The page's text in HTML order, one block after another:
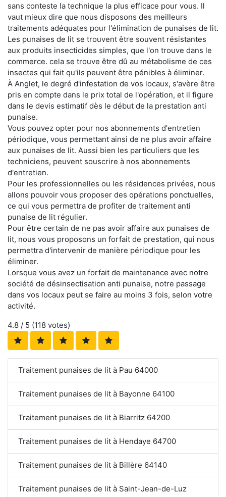
sans conteste la technique la plus efficace pour vous. Il
vaut mieux dire que nous disposons des meilleurs
traitements adéquates pour l'élimination de punaises de lit.
Les punaises de lit se trouvent être souvent résistantes
aux produits insecticides simples, que l'on trouve dans le
commerce. cela se trouve être dû au métabolisme de ces
insectes qui fait qu'ils peuvent être pénibles à éliminer.
À Anglet, le degré d'infestation de vos locaux, s'avère être
pris en compte dans le prix total de l'opération, et il figure
dans le devis estimatif dès le début de la prestation anti
punaise.
Vous pouvez opter pour nos abonnements d'entretien
périodique, vous permettant ainsi de ne plus avoir affaire
aux punaises de lit. Aussi bien les particuliers que les
techniciens, peuvent souscrire à nos abonnements
d'entretien.
Pour les professionnelles ou les résidences privées, nous
allons pouvoir vous proposer des opérations ponctuelles,
ce qui vous permettra de profiter de traitement anti
punaise de lit régulier.
Pour être certain de ne pas avoir affaire aux punaises de
lit, nous vous proposons un forfait de prestation, qui nous
permettra d'intervenir de manière périodique pour les
éliminer.
Lorsque vous avez un forfait de maintenance avec notre
société de désinsectisation anti punaise, notre passage
dans vos locaux peut se faire au moins 3 fois, selon votre
activité.
4.8 / 5 (118 votes)
Traitement punaises de lit à Pau 64000
Traitement punaises de lit à Bayonne 64100
Traitement punaises de lit à Biarritz 64200
Traitement punaises de lit à Hendaye 64700
Traitement punaises de lit à Billère 64140
Traitement punaises de lit à Saint-Jean-de-Luz